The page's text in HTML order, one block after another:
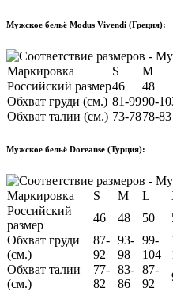
Мужское бельё Modus Vivendi (Греция):
Маркировка S M
Российский размер46 48
Обхват груди (см.) 81-9990-
Обхват талии (см.) 73-7878-83
Мужское бельё Doreanse (Турция):
Маркировка S M L
Российский
размер
46 48 50
Обхват груди
(см.)
87-
92
93-
98
99-
104
Обхват талии
(см.)
77-
82
83-
86
87-
92